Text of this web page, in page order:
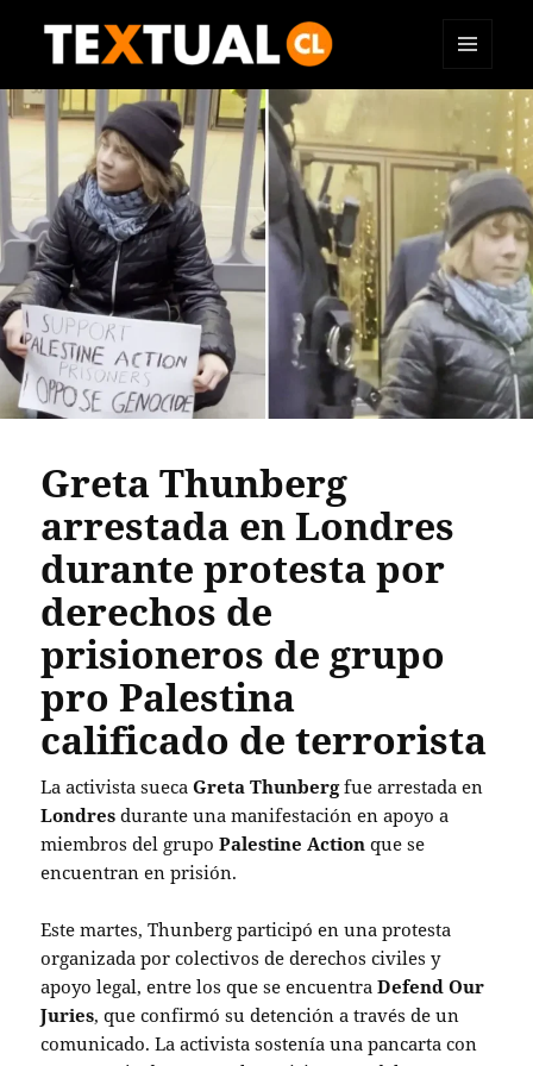
TEXTUAL
WIDGETS
Greta Thunberg
arrestada en Londres
durante protesta por
derechos de
prisioneros de grupo
pro Palestina
calificado de terrorista
La activista suecaGreta Thunbergfue arrestada en
Londres durante una manifestación en apoyo a
miembros del grupoPalestine Action que se
encuentran en prisión.
Este martes, Thunberg participó en una protesta
organizada por colectivos de derechos civiles y
apoyo legal, entre los que se encuentraDefend Our
Juries, que confirmó su detención a través de un
comunicado. La activista sostenía una pancarta con